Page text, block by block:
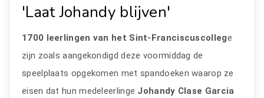
'Laat Johandy blijven'
1700 leerlingen van het Sint-Franciscuscollege
zijn zoals aangekondigd deze voormiddag de
speelplaats opgekomen met spandoeken waarop ze
eisen dat hun medeleerlinge Johandy Clase Garcia